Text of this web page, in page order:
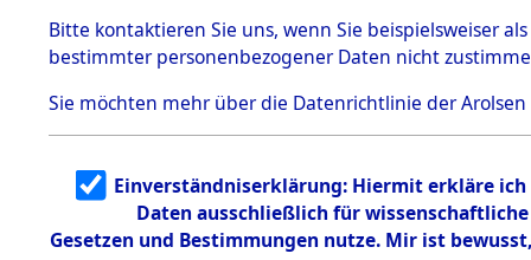
5.3.1 Alliierte
Erhebungen
zu
Todesmärsch
en
5.3.2
Identifizierun
g
5.3.3
Todesmärsch
Bitte kontaktieren Sie uns, wenn Sie beispielsweiser
bestimmter personenbezogener Daten nicht
Sie möchten mehr über die Datenrichtlinie der Arolsen
Einverständniserklärung: Hiermit erkläre
Daten ausschließlich für
Gesetzen und Bestimmungen nutze. Mir ist